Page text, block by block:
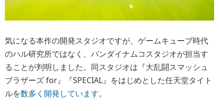
気になる本作の開発スタジオですが、ゲームキューブ時代
のハル研究所ではなく、バンダイナムコスタジオが担当す
ることが判明しました。同スタジオは『大乱闘スマッシュ
ブラザーズ for』『SPECIAL』をはじめとした任天堂タイト
ルを数多く開発しています。